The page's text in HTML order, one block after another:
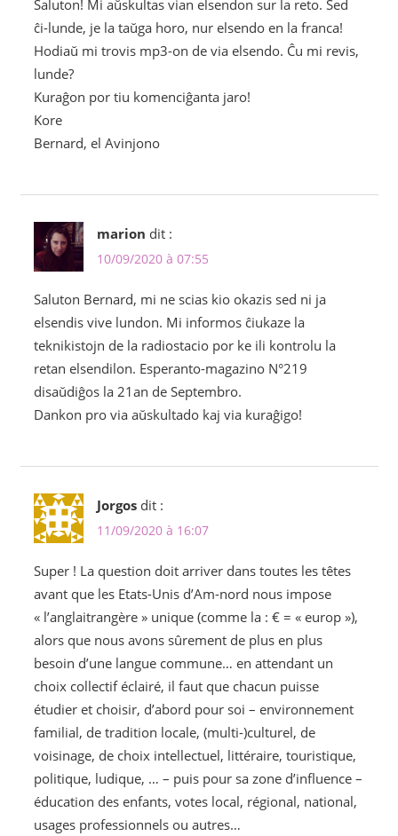
Saluton! Mi aŭskultas vian elsendon sur la reto. Sed
ĉi-lunde, je la taŭga horo, nur elsendo en la franca!
Hodiaŭ mi trovis mp3-on de via elsendo. Ĉu mi revis,
lunde?
Kuraĝon por tiu komenciĝanta jaro!
Kore
Bernard, el Avinjono
marion dit :
10/09/2020 à 07:55
Saluton Bernard, mi ne scias kio okazis sed ni ja
elsendis vive lundon. Mi informos ĉiukaze la
teknikistojn de la radiostacio por ke ili kontrolu la
retan elsendilon. Esperanto-magazino N°219
disaŭdiĝos la 21an de Septembro.
Dankon pro via aŭskultado kaj via kuraĝigo!
Jorgos dit :
11/09/2020 à 16:07
Super ! La question doit arriver dans toutes les têtes
avant que les Etats-Unis d’Am-nord nous impose
« l’anglaitrangère » unique (comme la : € = « europ »),
alors que nous avons sûrement de plus en plus
besoin d’une langue commune… en attendant un
choix collectif éclairé, il faut que chacun puisse
étudier et choisir, d’abord pour soi – environnement
familial, de tradition locale, (multi-)culturel, de
voisinage, de choix intellectuel, littéraire, touristique,
politique, ludique, … – puis pour sa zone d’influence –
éducation des enfants, votes local, régional, national,
usages professionnels ou autres…